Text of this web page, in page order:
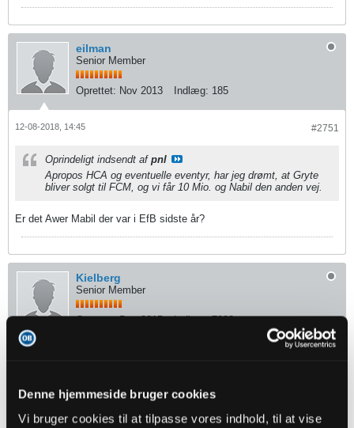
Denne hjemmeside bruger cookies
Vi bruger cookies til at tilpasse vores indhold, til at vise
eilman
Senior Member
Oprettet: Nov 2013 Indlæg: 185
#2751
12-08-2018, 14:45
Oprindeligt indsendt af pnl
Apropos HCA og eventuelle eventyr, har jeg drømt, at Gryte
bliver solgt til FCM, og vi får 10 Mio. og Nabil den anden vej.
Er det Awer Mabil der var i EfB sidste år?
Kielberg
Senior Member
Oprettet: Dec 2015 Indlæg: 7883
Oprindeligt indsendt af fmprOB
Blev heller ikke Boysen